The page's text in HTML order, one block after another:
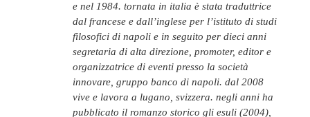
e nel 1984. tornata in italia è stata traduttrice
dal francese e dall’inglese per l’istituto di studi
filosofici di napoli e in seguito per dieci anni
segretaria di alta direzione, promoter, editor e
organizzatrice di eventi presso la società
innovare, gruppo banco di napoli. dal 2008
vive e lavora a lugano, svizzera. negli anni ha
pubblicato il romanzo storico gli esuli (2004),